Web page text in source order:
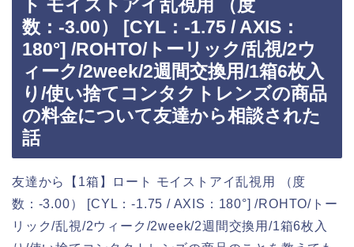
ト モイストアイ乱視用 （度
数：-3.00） [CYL：-1.75 / AXIS：
180°] /ROHTO/トーリック/乱視/2ウ
ィーク/2week/2週間交換用/1箱6枚入
り/使い捨てコンタクトレンズの商品
の料金について友達から相談された
話
友達から【1箱】ロート モイストアイ乱視用 （度
数：-3.00） [CYL：-1.75 / AXIS：180°] /ROHTO/トー
リック/乱視/2ウィーク/2week/2週間交換用/1箱6枚入